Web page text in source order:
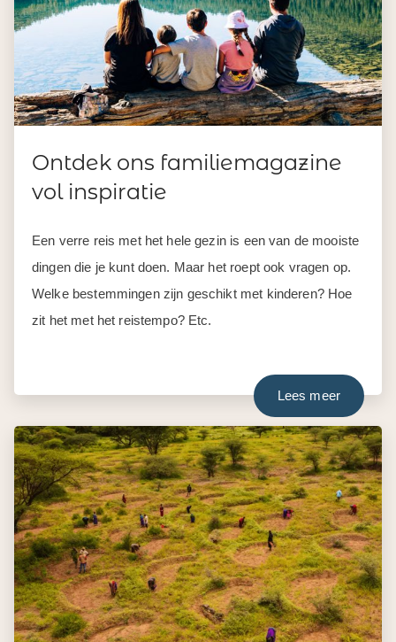
Ontdek ons familiemagazine
vol inspiratie
Een verre reis met het hele gezin is een van de mooiste
dingen die je kunt doen. Maar het roept ook vragen op.
Welke bestemmingen zijn geschikt met kinderen? Hoe
zit het met het reistempo? Etc.
Lees meer